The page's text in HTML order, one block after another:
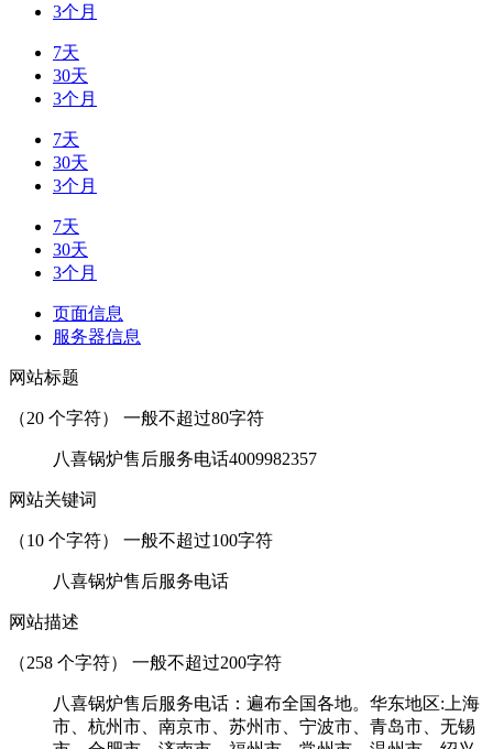
3个月
7天
30天
3个月
7天
30天
3个月
7天
30天
3个月
页面信息
服务器信息
网站标题
（20 个字符） 一般不超过80字符
八喜锅炉售后服务电话4009982357
网站关键词
（10 个字符） 一般不超过100字符
八喜锅炉售后服务电话
网站描述
（258 个字符） 一般不超过200字符
八喜锅炉售后服务电话：遍布全国各地。华东地区:上海
市、杭州市、南京市、苏州市、宁波市、青岛市、无锡